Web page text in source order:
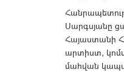
Սարգսյանը
Հայաստանի
արտիստ,
մահվան